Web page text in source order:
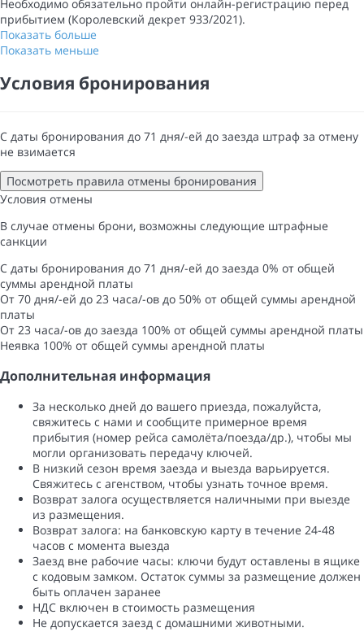
Необходимо обязательно пройти онлайн-регистрацию перед
прибытием (Королевский декрет 933/2021).
Показать больше
Показать меньше
Условия бронирования
С даты бронирования до 71 дня/-ей до заезда штраф за отмену
не взимается
Посмотреть правила отмены бронирования
Условия отмены
В случае отмены брони, возможны следующие штрафные
санкции
С даты бронирования до 71 дня/-ей до заезда 0% от общей
суммы арендной платы
От 70 дня/-ей до 23 часа/-ов до 50% от общей суммы арендной
платы
От 23 часа/-ов до заезда 100% от общей суммы арендной платы
Неявка 100% от общей суммы арендной платы
Дополнительная информация
За несколько дней до вашего приезда, пожалуйста,
свяжитесь с нами и сообщите примерное время
прибытия (номер рейса самолёта/поезда/др.), чтобы мы
могли организовать передачу ключей.
В низкий сезон время заезда и выезда варьируется.
Свяжитесь с агенством, чтобы узнать точное время.
Возврат залога осуществляется наличными при выезде
из размещения.
Возврат залога: ​​на банковскую карту в течение 24-48
часов с момента выезда
Заезд вне рабочие часы: ключи будут оставлены в ящике
с кодовым замком. Остаток суммы за размещение должен
быть оплачен заранее
НДС включен в стоимость размещения
Не допускается заезд с домашними животными.